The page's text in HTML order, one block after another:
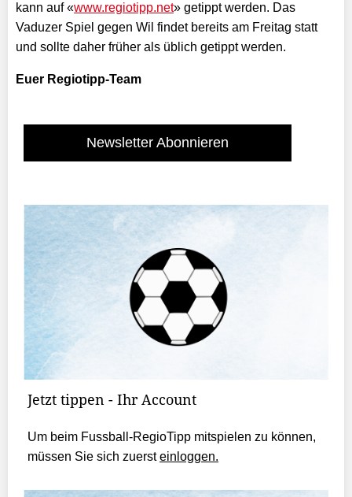
kann auf «www.regiotipp.net» getippt werden. Das
Vaduzer Spiel gegen Wil findet bereits am Freitag statt
und sollte daher früher als üblich getippt werden.
Euer Regiotipp-Team
Newsletter Abonnieren
Jetzt tippen - Ihr Account
Um beim Fussball-RegioTipp mitspielen zu können,
müssen Sie sich zuersteinloggen.